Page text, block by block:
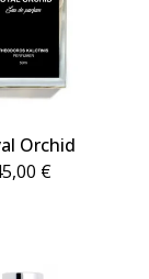
Orchid
€